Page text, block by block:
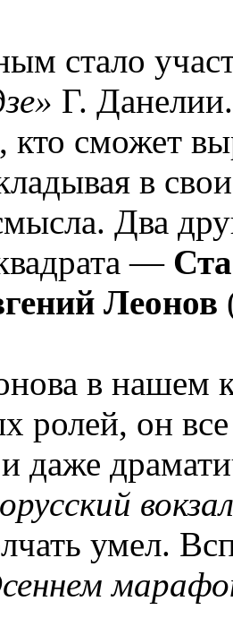
стало
Г.
кто сможет
в
Два
—
Леонов
в нашем
ролей, он
даже
умел.